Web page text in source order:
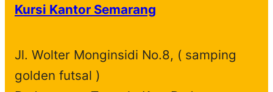
Kursi Kantor Semarang
Jl. Wolter Monginsidi No.8, ( samping
golden futsal )